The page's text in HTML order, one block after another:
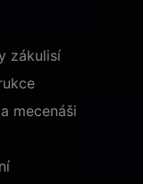
zákulisí
mecenáši